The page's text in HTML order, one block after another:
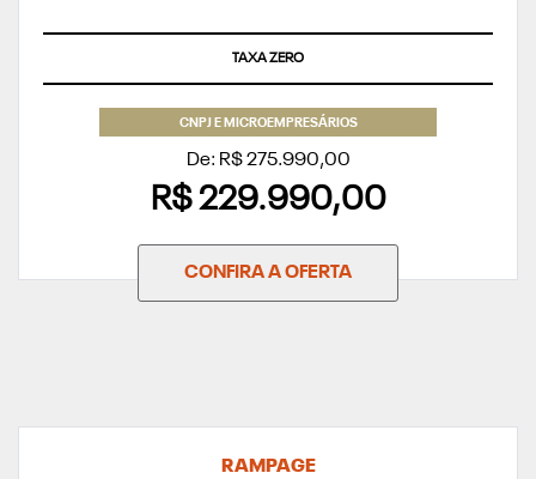
TAXA ZERO
CNPJ E MICROEMPRESÁRIOS
De: R$ 275.990,00
R$ 229.990,00
CONFIRA A OFERTA
RAMPAGE